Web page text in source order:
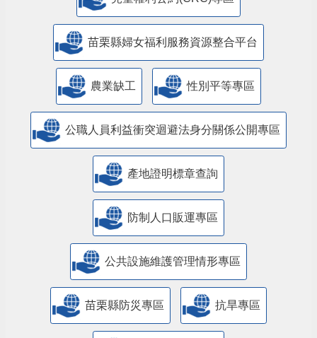
苗栗縣婦女福利服務資源整合平台
農業缺工 性別平等專區
公職人員利益衝突迴避法身分關係公開專區
產地證明標章查詢
防制人口販運專區
​公共設施維護管理情形專區
苗栗縣防災專區 抗旱專區